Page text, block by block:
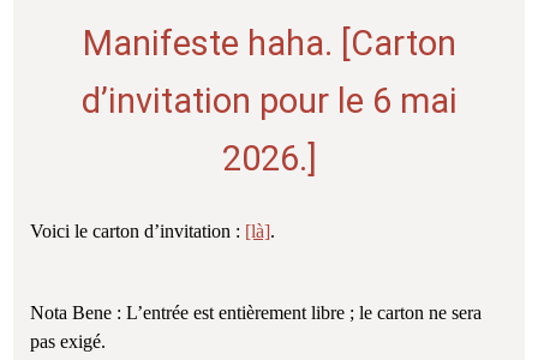
Manifeste haha. [Carton
d’invitation pour le 6 mai
2026.]
Voici le carton d’invitation : [là].
Nota Bene : L’entrée est entièrement libre ; le carton ne sera
pas exigé.